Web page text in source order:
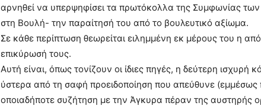
αρνηθεί να υπερψηφίσει τα πρωτόκολλα της Συμφωνίας
στη Βουλή- την παραίτησή του από το βουλευτικό αξίωμα.
Σε κάθε περίπτωση θεωρείται ειλημμένη εκ μέρους του η
επικύρωσή τους.
Αυτή είναι, όπως τονίζουν οι ίδιες πηγές, η δεύτερη
ύστερα από τη σαφή προειδοποίηση που απεύθυνε
οποιαδήποτε συζήτηση με την Άγκυρα πέραν της αυστηρής